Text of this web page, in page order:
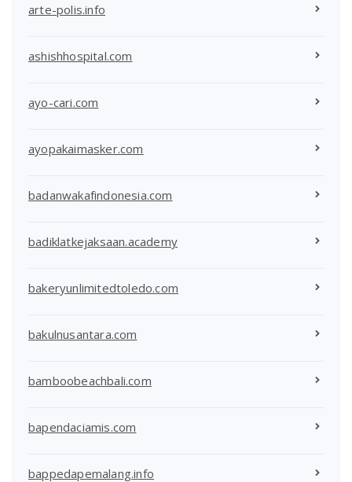
arte-polis.info
ashishhospital.com
ayo-cari.com
ayopakaimasker.com
badanwakafindonesia.com
badiklatkejaksaan.academy
bakeryunlimitedtoledo.com
bakulnusantara.com
bamboobeachbali.com
bapendaciamis.com
bappedapemalang.info